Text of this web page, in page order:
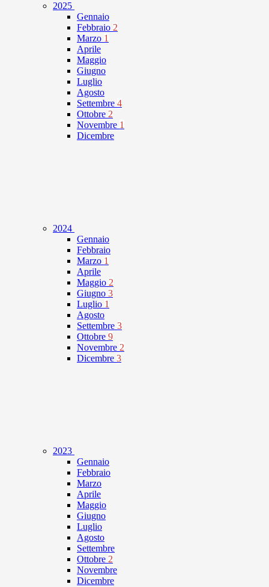
2025
Gennaio
Febbraio 2
Marzo 1
Aprile
Maggio
Giugno
Luglio
Agosto
Settembre 4
Ottobre 2
Novembre 1
Dicembre
2024
Gennaio
Febbraio
Marzo 1
Aprile
Maggio 2
Giugno 3
Luglio 1
Agosto
Settembre 3
Ottobre 9
Novembre 2
Dicembre 3
2023
Gennaio
Febbraio
Marzo
Aprile
Maggio
Giugno
Luglio
Agosto
Settembre
Ottobre 2
Novembre
Dicembre